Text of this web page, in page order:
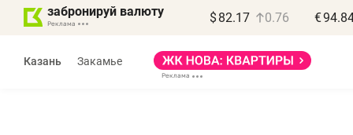
забронируй валюту $ 82.17 0.76 €
Казань Закамье